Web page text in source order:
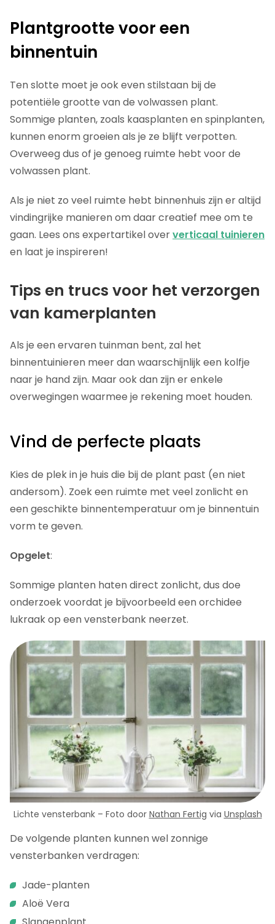
Plantgrootte voor een
binnentuin
Ten slotte moet je ook even stilstaan bij de
potentiële grootte van de volwassen plant.
Sommige planten, zoals kaasplanten en spinplanten,
kunnen enorm groeien als je ze blijft verpotten.
Overweeg dus of je genoeg ruimte hebt voor de
volwassen plant.
Als je niet zo veel ruimte hebt binnenhuis zijn er altijd
vindingrijke manieren om daar creatief mee om te
gaan. Lees ons expertartikel oververticaal tuinieren
en laat je inspireren!
Tips en trucs voor het verzorgen
van kamerplanten
Als je een ervaren tuinman bent, zal het
binnentuinieren meer dan waarschijnlijk een kolfje
naar je hand zijn. Maar ook dan zijn er enkele
overwegingen waarmee je rekening moet houden.
Vind de perfecte plaats
Kies de plek in je huis die bij de plant past (en niet
andersom). Zoek een ruimte met veel zonlicht en
een geschikte binnentemperatuur om je binnentuin
vorm te geven.
Opgelet:
Sommige planten haten direct zonlicht, dus doe
onderzoek voordat je bijvoorbeeld een orchidee
lukraak op een vensterbank neerzet.
Lichte vensterbank – Foto door Nathan Fertig via Unsplash
De volgende planten kunnen wel zonnige
vensterbanken verdragen:
Jade-planten
Aloë Vera